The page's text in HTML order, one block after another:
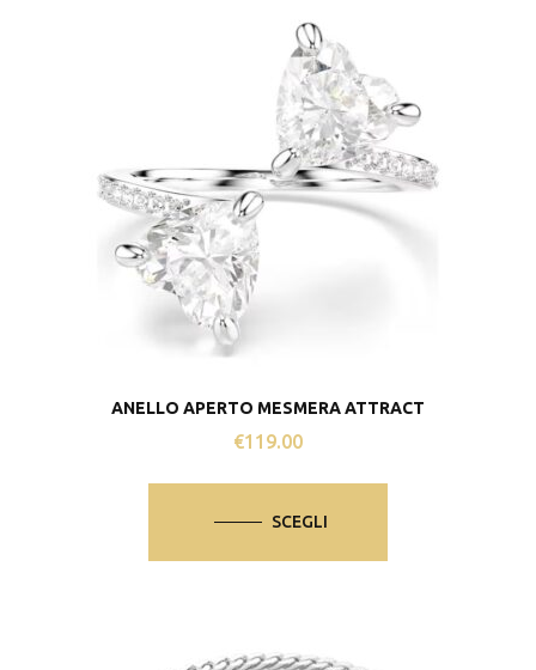
ANELLO APERTO MESMERA ATTRACT
€119.00
SCEGLI